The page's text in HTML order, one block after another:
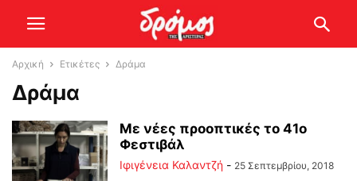
Αρχική Ετικέτες Δράμα
Δράμα
Με νέες προοπτικές το 41ο
Φεστιβάλ
Ιφιγένεια Καλαντζή - 25 Σεπτεμβρίου, 2018